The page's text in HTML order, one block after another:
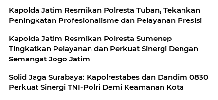
Kapolda Jatim Resmikan Polresta Tuban, Tekankan
Peningkatan Profesionalisme dan Pelayanan Presisi
Kapolda Jatim Resmikan Polresta Sumenep
Tingkatkan Pelayanan dan Perkuat Sinergi Dengan
Semangat Jogo Jatim
Solid Jaga Surabaya: Kapolrestabes dan Dandim 0830
Perkuat Sinergi TNI-Polri Demi Keamanan Kota